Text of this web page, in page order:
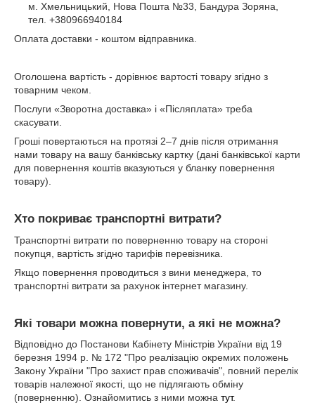
м. Хмельницький, Нова Пошта №33, Бандура Зоряна,
тел. +380966940184
Оплата доставки - коштом відправника.
Оголошена вартість - дорівнює вартості товару згідно з
товарним чеком.
Послуги «Зворотна доставка» і «Післяплата» треба
скасувати.
Гроші повертаються на протязі 2–7 днів після отримання
нами товару на вашу банківську картку (дані банківської карти
для повернення коштів вказуються у бланку повернення
товару).
Хто покриває транспортні витрати?
Транспортні витрати по поверненню товару на стороні
покупця, вартість згідно тарифів перевізника.
Якщо повернення проводиться з вини менеджера, то
транспортні витрати за рахунок інтернет магазину.
Які товари можна повернути, а які не можна?
Відповідно до Постанови Кабінету Міністрів України від 19
березня 1994 р. № 172 "Про реалізацію окремих положень
Закону України "Про захист прав споживачів", повний перелік
товарів належної якості, що не підлягають обміну
(поверненню). Ознайомитись з ними можна тут.